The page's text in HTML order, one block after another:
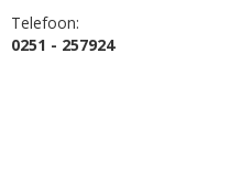
Telefoon:
0251 - 257924